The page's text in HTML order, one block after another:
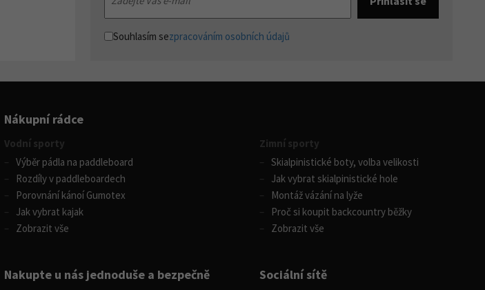
Souhlasím sezpracováním osobních údajů
Sociální sítě
Nákupní rádce
Vodní sporty
Výběr pádla na paddleboard
Rozdíly v paddleboardech
Porovnání kánoí Gumotex
Jak vybrat kajak
Zobrazit vše
Zimní sporty
Skialpinistické boty, volba velikosti
Jak vybrat skialpinistické hole
Montáž vázání na lyže
Proč si koupit backcountry běžky
Zobrazit vše
Nakupte u nás jednoduše a bezpečně